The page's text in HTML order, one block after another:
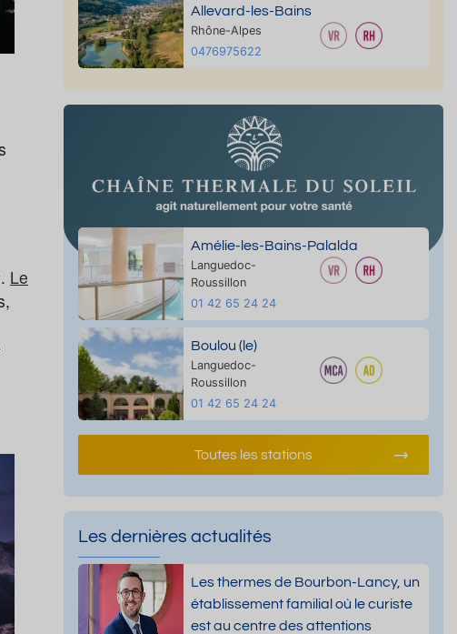
Le
Allevard-les-Bains
Rhône-Alpes
0476975622
Amélie-les-Bains-Palalda
Languedoc-
Roussillon
01 42 65 24 24
Boulou (le)
Languedoc-
Roussillon
01 42 65 24 24
Toutes les stations
Les dernières actualités
Les thermes de Bourbon-Lancy, un
établissement familial où le curiste
est au centre des attentions